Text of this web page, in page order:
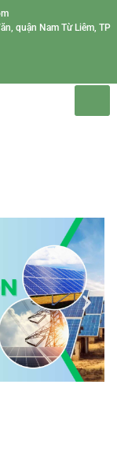
quận Nam Từ Liêm, TP